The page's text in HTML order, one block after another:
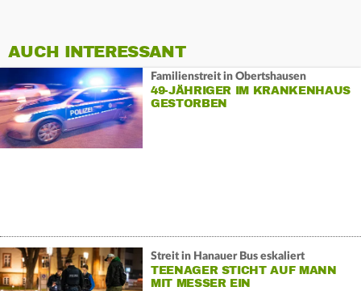
AUCH INTERESSANT
Familienstreit in Obertshausen
49-JÄHRIGER IM KRANKENHAUS
GESTORBEN
Streit in Hanauer Bus eskaliert
TEENAGER STICHT AUF MANN
MIT MESSER EIN